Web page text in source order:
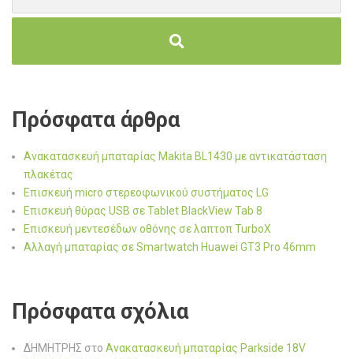
Πρόσφατα άρθρα
Ανακατασκευή μπαταρίας Makita BL1430 με αντικατάσταση
πλακέτας
Επισκευή micro στερεοφωνικού συστήματος LG
Επισκευή θύρας USB σε Tablet BlackView Tab 8
Επισκευή μεντεσέδων οθόνης σε λαπτοπ TurboX
Αλλαγή μπαταρίας σε Smartwatch Huawei GT3 Pro 46mm
Πρόσφατα σχόλια
ΔΗΜΗΤΡΗΣ στο Ανακατασκευή μπαταρίας Parkside 18V